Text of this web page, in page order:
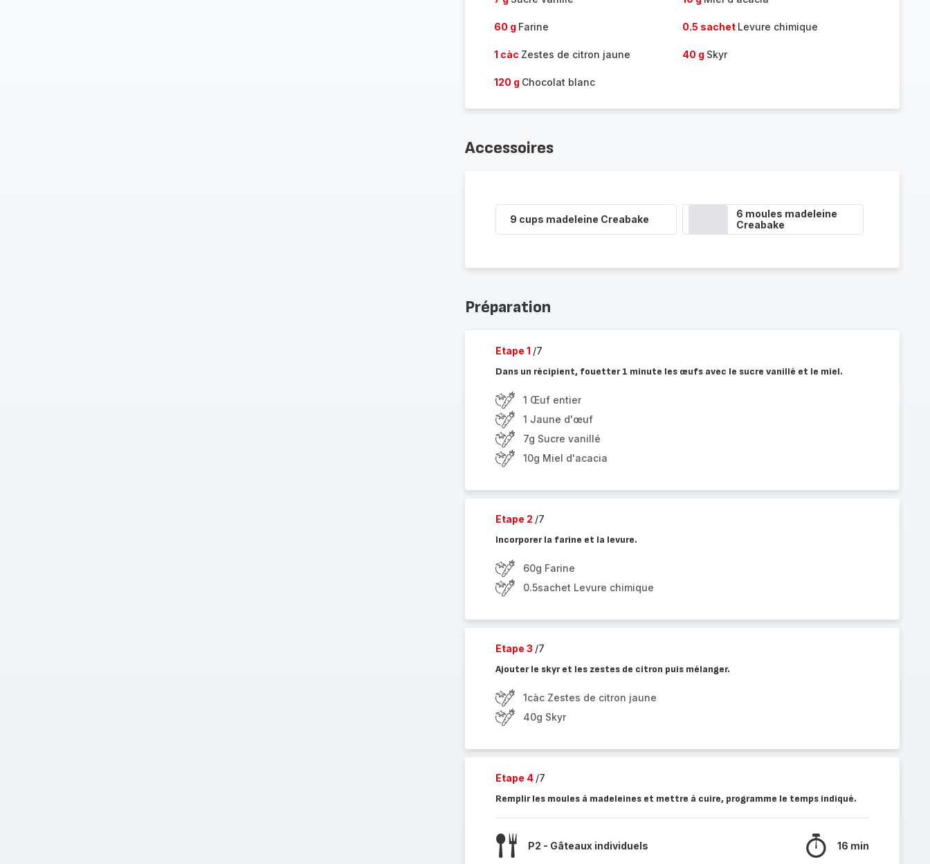
60 g Farine 0.5 sachet Levure chimique
1 càc Zestes de citron jaune 40 g Skyr
120 g Chocolat blanc
Accessoires
9 cups madeleine Creabake
6 moules madeleine
Creabake
Préparation
Etape 1 /7
Dans un récipient, fouetter 1 minute les œufs avec le sucre vanillé et le miel.
1 Œuf entier
1 Jaune d'œuf
7g Sucre vanillé
10g Miel d'acacia
Etape 2 /7
Incorporer la farine et la levure.
60g Farine
0.5sachet Levure chimique
Etape 3 /7
Ajouter le skyr et les zestes de citron puis mélanger.
1càc Zestes de citron jaune
40g Skyr
Etape 4 /7
Remplir les moules à madeleines et mettre à cuire, programme le temps indiqué.
P2 - Gâteaux individuels 16 min